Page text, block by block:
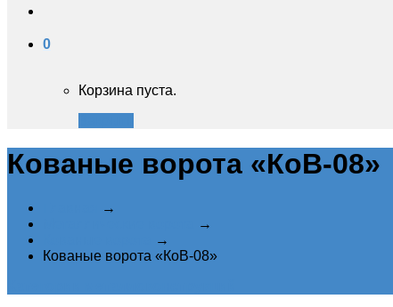
0
Корзина пуста.
Кованые ворота «КоВ-08»
→
→
→
Кованые ворота «КоВ-08»